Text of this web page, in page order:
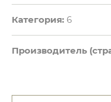
Категория: 6
Производитель